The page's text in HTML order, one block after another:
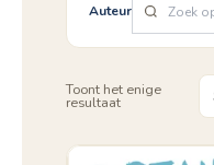
Auteur
Toont het enige
resultaat